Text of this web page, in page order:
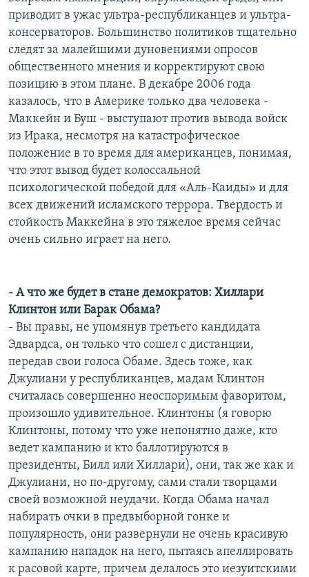
приводит в ужас ультра-республиканцев и ультра-
консерваторов. Большинство политиков тщательно
следят за малейшими дуновениями опросов
общественного мнения и корректируют свою
позицию в этом плане. В декабре 2006 года
казалось, что в Америке только два человека -
Маккейн и Буш - выступают против вывода войск
из Ирака, несмотря на катастрофическое
положение в то время для американцев, понимая,
что этот вывод будет колоссальной
психологической победой для «Аль-Каиды» и для
всех движений исламского террора. Твердость и
стойкость Маккейна в это тяжелое время сейчас
очень сильно играет на него.
- А что же будет в стане демократов: Хиллари
Клинтон или Барак Обама?
- Вы правы, не упомянув третьего кандидата
Эдвардса, он только что сошел с дистанции,
передав свои голоса Обаме. Здесь тоже, как
Джулиани у республиканцев, мадам Клинтон
считалась совершенно неоспоримым фаворитом,
произошло удивительное. Клинтоны (я говорю
Клинтоны, потому что уже непонятно даже, кто
ведет кампанию и кто баллотируются в
президенты, Билл или Хиллари), они, так же как и
Джулиани, но по-другому, сами стали творцами
своей возможной неудачи. Когда Обама начал
набирать очки в предвыборной гонке и
популярность, они развернули не очень красивую
кампанию нападок на него, пытаясь апеллировать
к расовой карте, причем делалось это иезуитскими